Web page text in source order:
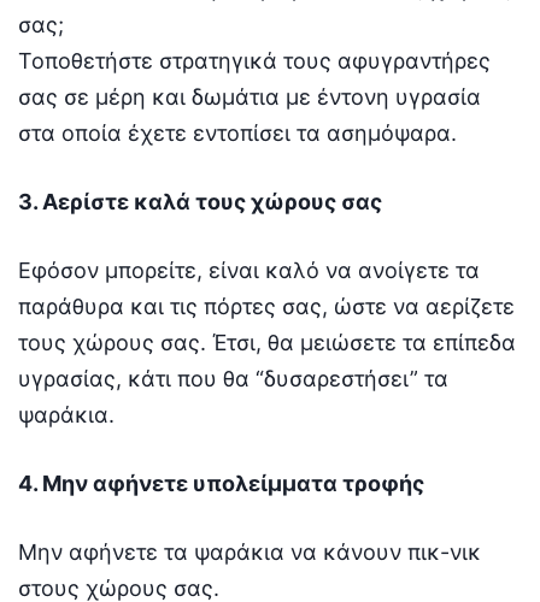
σας;
Τοποθετήστε στρατηγικά τους αφυγραντήρες
σας σε μέρη και δωμάτια με έντονη υγρασία
στα οποία έχετε εντοπίσει τα ασημόψαρα.
3. Αερίστε καλά τους χώρους σας
Εφόσον μπορείτε, είναι καλό να ανοίγετε τα
παράθυρα και τις πόρτες σας, ώστε να αερίζετε
τους χώρους σας. Έτσι, θα μειώσετε τα επίπεδα
υγρασίας, κάτι που θα “δυσαρεστήσει” τα
ψαράκια.
4. Μην αφήνετε υπολείμματα τροφής
Μην αφήνετε τα ψαράκια να κάνουν πικ-νικ
στους χώρους σας.